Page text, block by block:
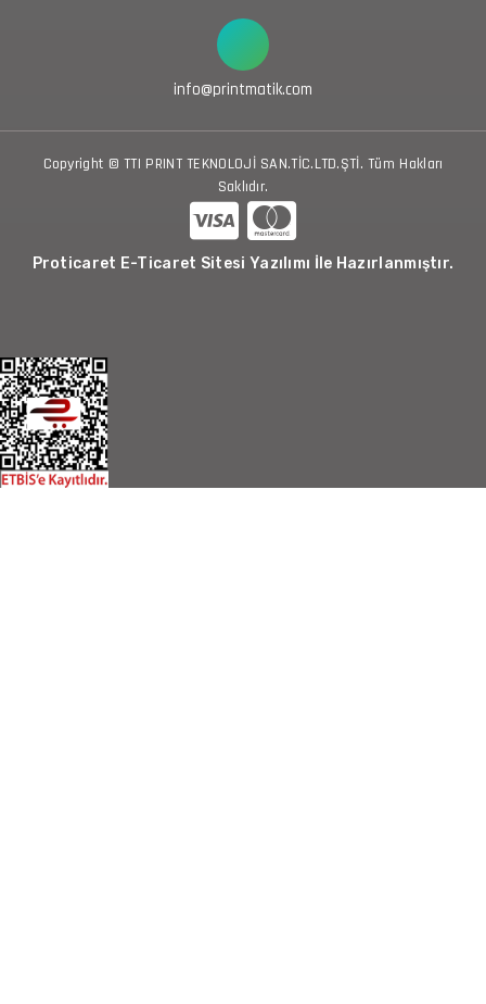
info@printmatik.com
Copyright © TTI PRINT TEKNOLOJİ SAN.TİC.LTD.ŞTİ. Tüm Hakları
Saklıdır.
Proticaret E-Ticaret Sitesi Yazılımı İle Hazırlanmıştır.